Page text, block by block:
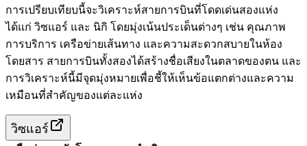
การเปรียบเทียบนี้จะวิเคราะห์สายการบินที่โดดเด่นสองแห่ง
ได้แก่ วิซแอร์ และ นิกิ โดยมุ่งเน้นประเด็นต่างๆ เช่น คุณภาพ
การบริการ เครือข่ายเส้นทาง และความสะดวกสบายในห้อง
โดยสาร สายการบินทั้งสองได้สร้างชื่อเสียงในตลาดของตน และ
การวิเคราะห์นี้มีจุดมุ่งหมายเพื่อชี้ให้เห็นข้อแตกต่างและความ
เหมือนที่สำคัญของแต่ละแห่ง
วิซแอร์